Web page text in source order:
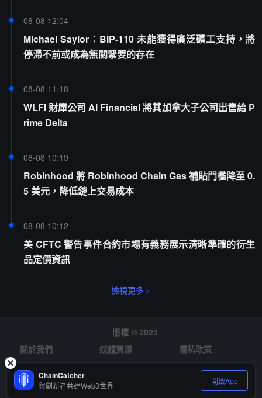
08-08 12:04
Michael Saylor：BIP-110 未能獲得廣泛礦工支持，將
停滯不前或成為無關緊要的存在
08-08 11:18
WLFI 財庫公司 AI Financial 將其加拿大子公司出售給 P
rime Delta
08-08 10:19
Robinhood 將 Robinhood Chain Gas 補貼門檻降至 0.
5 美元，降低鏈上交易成本
08-08 10:12
美 CFTC 警告事件合約市場有義務展示清晰準確的衍生
品定價資訊
檢視更多
版權 © 2023
關於我們
媒體資源
隱私政策
風險提示
徵才
ChainCatcher
與創新者共建Web3世界 開啟App